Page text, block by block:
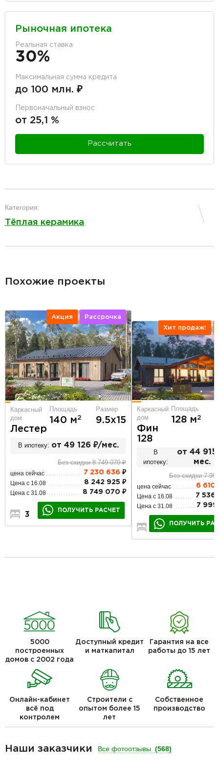
Рыночная ипотека
Реальная ставка
30%
Максимальная сумма кредита
до 100 млн. ₽
Первоначальный взнос
от 25,1 %
Рассчитать
Категория:
Тёплая керамика
Похожие проекты
Акция Рассрочка
Каркасный
дом
Лестер
Площадь
140 м2
Размер
9.5х15
В ипотеку: от 49 126 ₽/мес.
Без скидки 8 749 070 ₽
цена сейчас 7 230 636 ₽
Цена с 16.08 8 242 925 ₽
Цена с 31.08 8 749 070 ₽
3 2 1
ПОЛУЧИТЬ РАСЧЕТ
Хит продаж!
Каркасный
дом
Фин
128
Площадь
128 м2
В
ипотеку:
от 44 915
мес.
Без скидки 7
цена сейчас 6 610
Цена с 16.08 7 536
Цена с 31.08 7 999
3
ПОЛУЧИТЬ
5000
построенных
домов с 2002 года
Доступный кредит
и маткапитал
Гарантия на все
работы до 15 лет
Онлайн-кабинет
всё под
контролем
Строители с
опытом более 15
лет
Собственное
производство
Наши заказчики Все фотоотзывы (568)